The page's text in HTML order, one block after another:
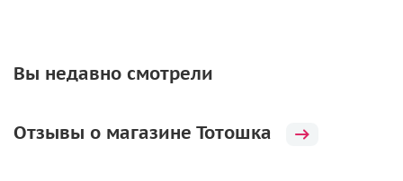
Вы недавно смотрели
Отзывы о магазине Тотошка